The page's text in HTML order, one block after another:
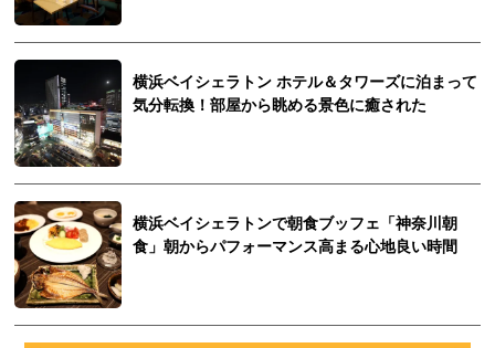
横浜ベイシェラトン ホテル＆タワーズに泊まって
気分転換！部屋から眺める景色に癒された
横浜ベイシェラトンで朝食ブッフェ「神奈川朝
食」朝からパフォーマンス高まる心地良い時間